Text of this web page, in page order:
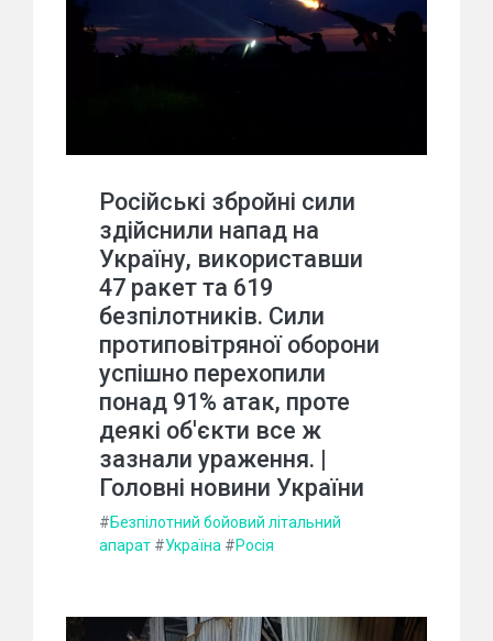
Російські збройні сили
здійснили напад на
Україну, використавши
47 ракет та 619
безпілотників. Сили
протиповітряної оборони
успішно перехопили
понад 91% атак, проте
деякі об'єкти все ж
зазнали ураження. |
Головні новини України
#Безпілотний бойовий літальний
апарат #Україна #Росія